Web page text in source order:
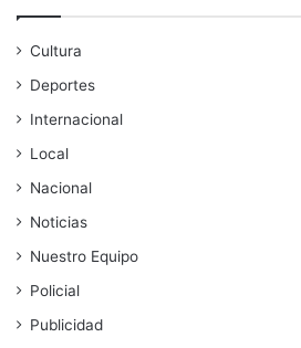
Cultura
Deportes
Internacional
Local
Nacional
Noticias
Nuestro Equipo
Policial
Publicidad